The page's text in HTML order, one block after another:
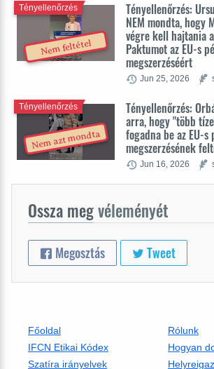
Nem feltétel
Tényellenőrzés:
NEM mondta, hogy
végre kell hajtania
Paktumot az EU-s
megszerzéséért
Tényellenőrzés
Jun 25, 2026
Nem azt mondta
Tényellenőrzés:
arra, hogy "több
fogadna be az EU-s
megszerzésének
Tényellenőrzés
Jun 16, 2026
Ossza megvéleményét
Megosztás Tweet
Főoldal
Rólunk
IFCN Etikai Kódex
Hogyan
Szatíra irányelvek